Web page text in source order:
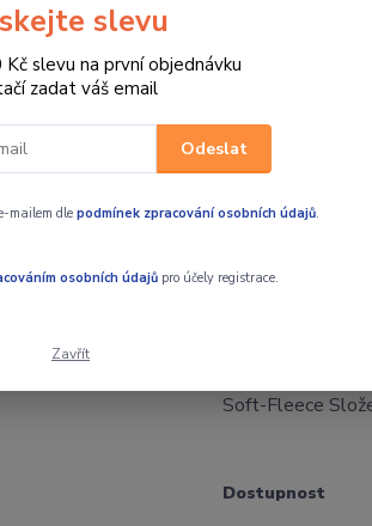
PRO JEZDCE
SCOTT Moto
SCOTT Prowl
dostatečnou
Konstrukce:
Soft-Fleece
Dostupnost
slevu
slevu na první objednávku
zadat váš email
Odeslat
mailem dle podmínek zpracování osobních údajů.
osobních údajůpro účely registrace.
Zavřít